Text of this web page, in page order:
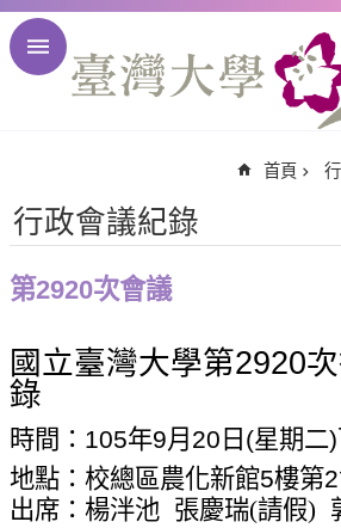
跳到主要內容區塊
首
頁
大
頁
臺
大
校
訊
English
首頁
行政會議紀錄
第2920次會議
國立臺灣大學第2920
錄
時間： 105年9月 20 日 (星期二)
地點：校總區農化新館5樓第2
出席：楊泮池 張慶瑞(請假)